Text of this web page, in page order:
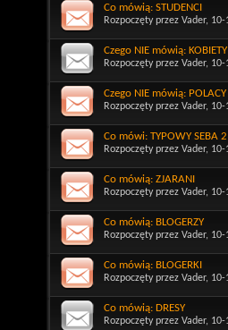
Co mówią: STUDENCI
Rozpoczęty przez Vader, 10-
Czego NIE mówią: KOBIETY
Rozpoczęty przez Vader, 10-
Czego NIE mówią: POLACY
Rozpoczęty przez Vader, 10-
Co mówi: TYPOWY SEBA 2
Rozpoczęty przez Vader, 10-
Co mówią: ZJARANI
Rozpoczęty przez Vader, 10-
Co mówią: BLOGERZY
Rozpoczęty przez Vader, 10-
Co mówią: BLOGERKI
Rozpoczęty przez Vader, 10-
Co mówią: DRESY
Rozpoczęty przez Vader, 10-